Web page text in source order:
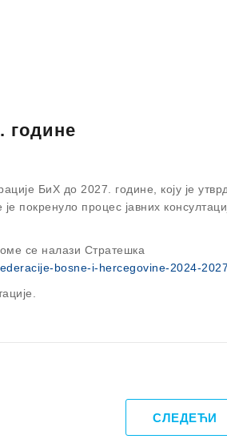
године
БиХ до 2027. године, коју је
покренуло процес јавних
се налази Стратешка
bosne-i-hercegovine-2024-
СЛЕДЕЋИ